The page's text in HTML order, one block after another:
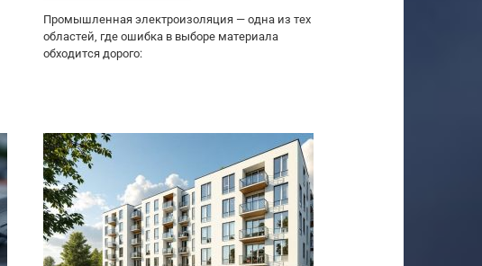
Промышленная электроизоляция — одна из тех
областей, где ошибка в выборе материала
обходится дорого: